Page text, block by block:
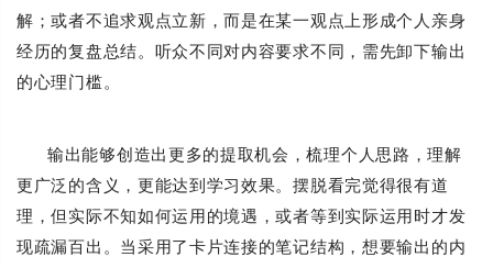
解；或者不追求观点立新，而是在某一观点上形成个人亲身
经历的复盘总结。听众不同对内容要求不同，需先卸下输出
的心理门槛。
输出能够创造出更多的提取机会，梳理个人思路，理解
更广泛的含义，更能达到学习效果。摆脱看完觉得很有道
理，但实际不知如何运用的境遇，或者等到实际运用时才发
现疏漏百出。当采用了卡片连接的笔记结构，想要输出的内